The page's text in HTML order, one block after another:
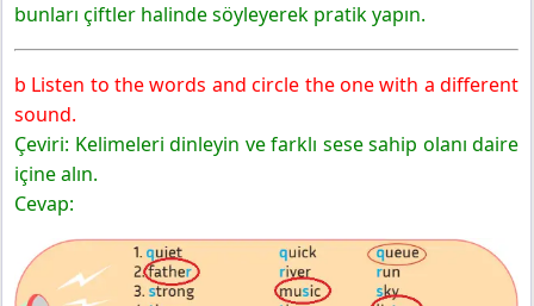
bunları çiftler halinde söyleyerek pratik yapın.
b Listen to the words and circle the one with a different
sound.
Çeviri: Kelimeleri dinleyin ve farklı sese sahip olanı daire
içine alın.
Cevap: